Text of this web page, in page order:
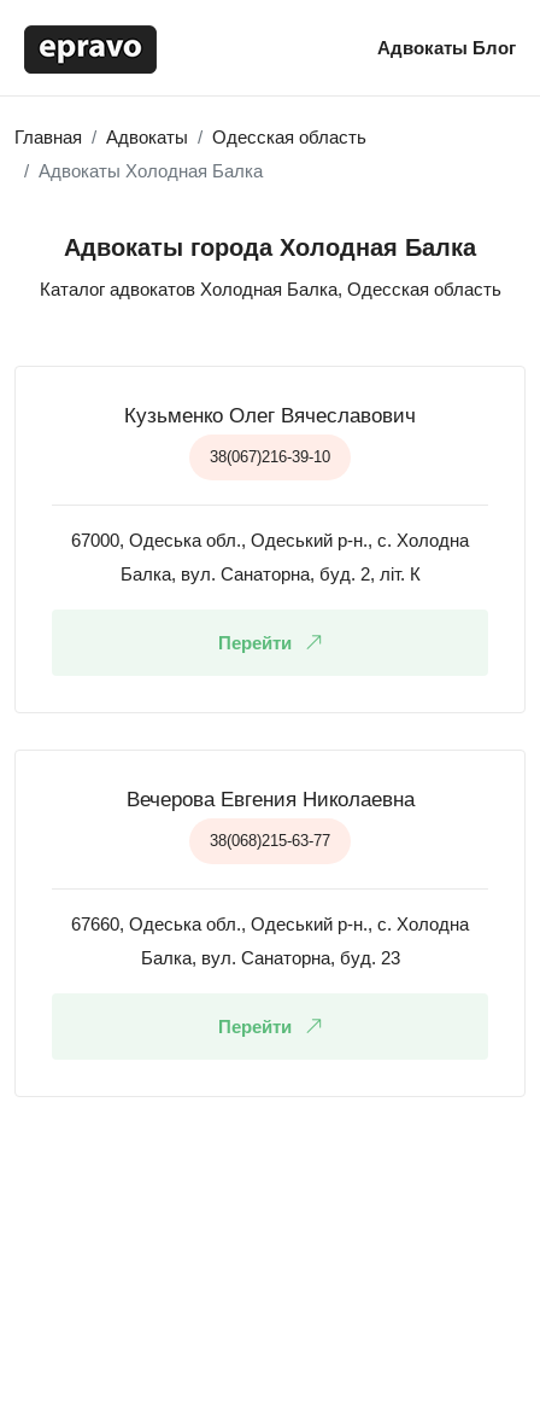
Адвокаты Блог
Главная Адвокаты
Одесская область
Адвокаты Холодная Балка
Адвокаты города Холодная Балка
Каталог адвокатов Холодная Балка, Одесская область
Кузьменко Олег Вячеславович
38(067)216-39-10
67000, Одеська обл., Одеський р-н., с. Холодна
Балка, вул. Санаторна, буд. 2, літ. К
Перейти
Вечерова Евгения Николаевна
38(068)215-63-77
67660, Одеська обл., Одеський р-н., с. Холодна
Балка, вул. Санаторна, буд. 23
Перейти